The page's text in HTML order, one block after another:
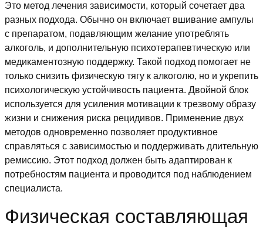
Это метод лечения зависимости, который сочетает два
разных подхода. Обычно он включает вшивание ампулы
с препаратом, подавляющим желание употреблять
алкоголь, и дополнительную психотерапевтическую или
медикаментозную поддержку. Такой подход помогает не
только снизить физическую тягу к алкоголю, но и укрепить
психологическую устойчивость пациента. Двойной блок
используется для усиления мотивации к трезвому образу
жизни и снижения риска рецидивов. Применение двух
методов одновременно позволяет продуктивное
справляться с зависимостью и поддерживать длительную
ремиссию. Этот подход должен быть адаптирован к
потребностям пациента и проводится под наблюдением
специалиста.
Физическая составляющая